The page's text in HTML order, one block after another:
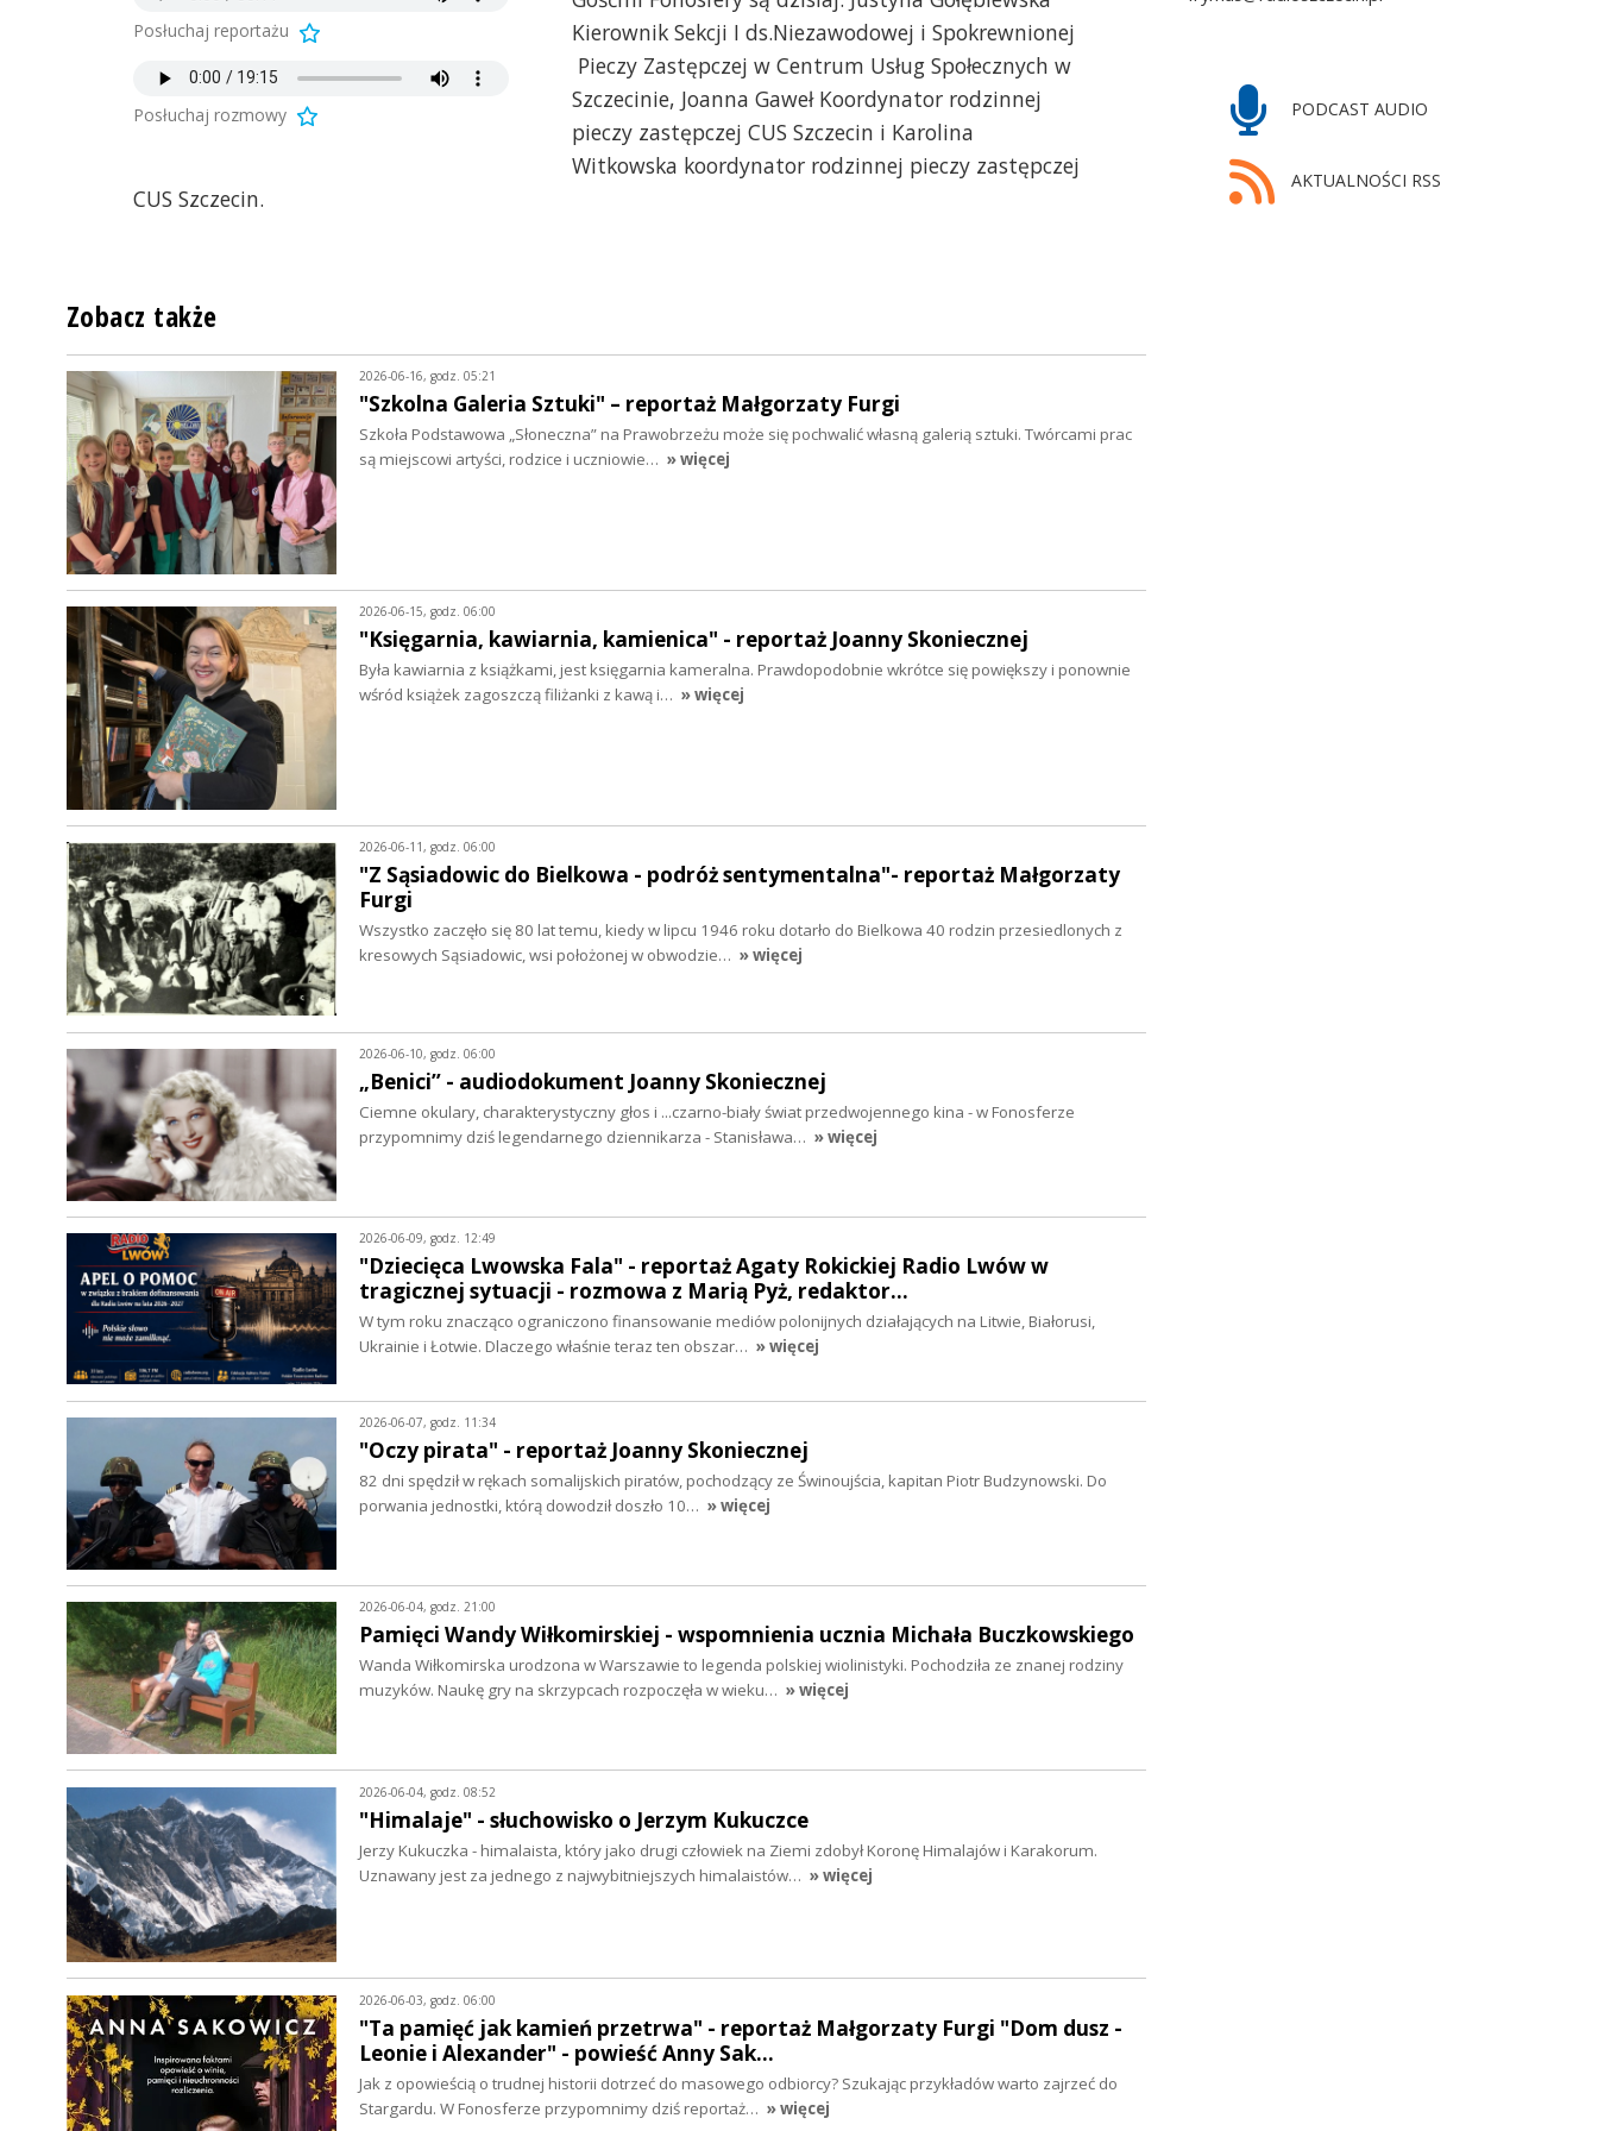
Posłuchaj reportażu
Posłuchaj rozmowy
Kierownik Sekcji I ds.Niezawodowej i Spokrewnionej
Pieczy Zastępczej w Centrum Usług Społecznych w
Szczecinie, Joanna Gaweł Koordynator rodzinnej
pieczy zastępczej CUS Szczecin i Karolina
Witkowska koordynator rodzinnej pieczy zastępczej
CUS Szczecin.
PODCAST AUDIO
AKTUALNOŚCI RSS
Zobacz także
2026-06-16, godz. 05:21
"Szkolna Galeria Sztuki" – reportaż Małgorzaty Furgi
Szkoła Podstawowa „Słoneczna” na Prawobrzeżu może się pochwalić własną galerią sztuki. Twórcami prac
są miejscowi artyści, rodzice i uczniowie… » więcej
2026-06-15, godz. 06:00
"Księgarnia, kawiarnia, kamienica" - reportaż Joanny Skoniecznej
Była kawiarnia z książkami, jest księgarnia kameralna. Prawdopodobnie wkrótce się powiększy i ponownie
wśród książek zagoszczą filiżanki z kawą i… » więcej
2026-06-11, godz. 06:00
"Z Sąsiadowic do Bielkowa - podróż sentymentalna"- reportaż Małgorzaty
Furgi
Wszystko zaczęło się 80 lat temu, kiedy w lipcu 1946 roku dotarło do Bielkowa 40 rodzin przesiedlonych z
kresowych Sąsiadowic, wsi położonej w obwodzie… » więcej
2026-06-10, godz. 06:00
„Benici” - audiodokument Joanny Skoniecznej
Ciemne okulary, charakterystyczny głos i ...czarno-biały świat przedwojennego kina - w Fonosferze
przypomnimy dziś legendarnego dziennikarza - Stanisława… » więcej
2026-06-09, godz. 12:49
"Dziecięca Lwowska Fala" - reportaż Agaty Rokickiej Radio Lwów w
tragicznej sytuacji - rozmowa z Marią Pyż, redaktor…
W tym roku znacząco ograniczono finansowanie mediów polonijnych działających na Litwie, Białorusi,
Ukrainie i Łotwie. Dlaczego właśnie teraz ten obszar… » więcej
2026-06-07, godz. 11:34
"Oczy pirata" - reportaż Joanny Skoniecznej
82 dni spędził w rękach somalijskich piratów, pochodzący ze Świnoujścia, kapitan Piotr Budzynowski. Do
porwania jednostki, którą dowodził doszło 10… » więcej
2026-06-04, godz. 21:00
Pamięci Wandy Wiłkomirskiej - wspomnienia ucznia Michała Buczkowskiego
Wanda Wiłkomirska urodzona w Warszawie to legenda polskiej wiolinistyki. Pochodziła ze znanej rodziny
muzyków. Naukę gry na skrzypcach rozpoczęła w wieku… » więcej
2026-06-04, godz. 08:52
"Himalaje" - słuchowisko o Jerzym Kukuczce
Jerzy Kukuczka - himalaista, który jako drugi człowiek na Ziemi zdobył Koronę Himalajów i Karakorum.
Uznawany jest za jednego z najwybitniejszych himalaistów… » więcej
2026-06-03, godz. 06:00
"Ta pamięć jak kamień przetrwa" - reportaż Małgorzaty Furgi "Dom dusz -
Leonie i Alexander" - powieść Anny Sak…
Jak z opowieścią o trudnej historii dotrzeć do masowego odbiorcy? Szukając przykładów warto zajrzeć do
Stargardu. W Fonosferze przypomnimy dziś reportaż… » więcej